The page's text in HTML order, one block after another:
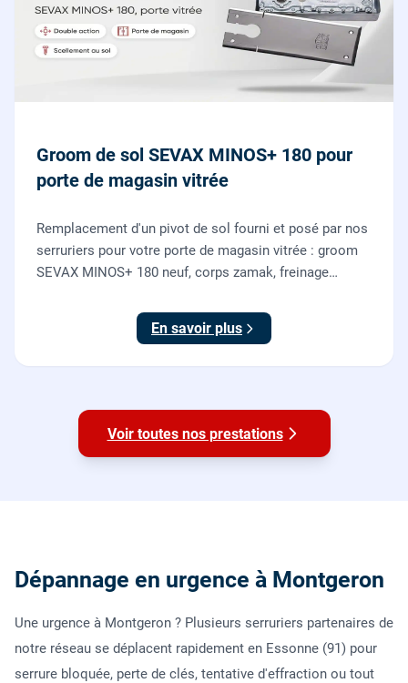
Groom de sol SEVAX MINOS+ 180 pour
porte de magasin vitrée
Remplacement d'un pivot de sol fourni et posé par nos
serruriers pour votre porte de magasin vitrée : groom
SEVAX MINOS+ 180 neuf, corps zamak, freinage
sol, réglage et essais. 995 euros HT (1194 TTC).
En savoir plus
Voir toutes nos prestations
Dépannage en urgence à Montgeron
Une urgence à Montgeron ? Plusieurs serruriers partenaires de
notre réseau se déplacent rapidement en Essonne (91) pour
serrure bloquée, perte de clés, tentative d'effraction ou tout